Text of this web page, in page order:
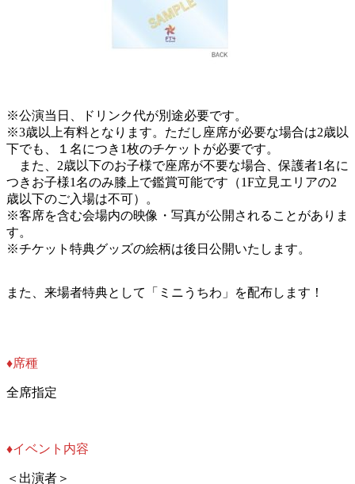
※公演当日、ドリンク代が別途必要です。
※3歳以上有料となります。ただし座席が必要な場合は2歳以
下でも、１名につき1枚のチケットが必要です。
また、2歳以下のお子様で座席が不要な場合、保護者1名に
つきお子様1名のみ膝上で鑑賞可能です（1F立見エリアの2
歳以下のご入場は不可）。
※客席を含む会場内の映像・写真が公開されることがありま
す。
※チケット特典グッズの絵柄は後日公開いたします。
また、来場者特典として「ミニうちわ」を配布します！
♦︎席種
全席指定
♦︎イベント内容
＜出演者＞